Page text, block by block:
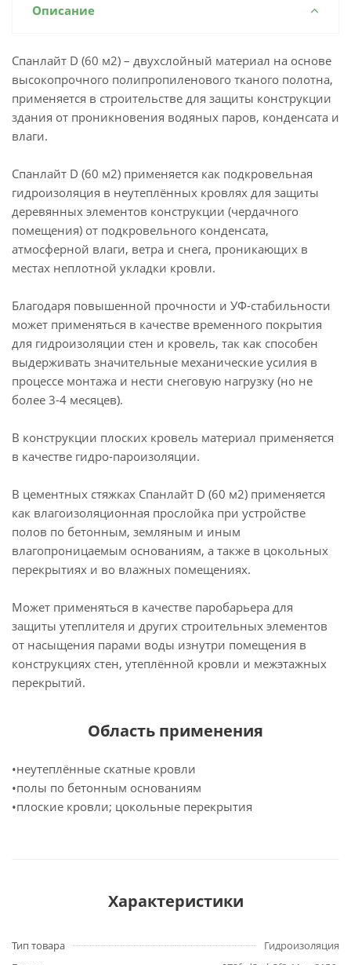
Описание
Спанлайт D (60 м2) – двухслойный материал на основе
высокопрочного полипропиленового тканого полотна,
применяется в строительстве для защиты конструкции
здания от проникновения водяных паров, конденсата и
влаги.
Спанлайт D (60 м2) применяется как подкровельная
гидроизоляция в неутеплённых кровлях для защиты
деревянных элементов конструкции (чердачного
помещения) от подкровельного конденсата,
атмосферной влаги, ветра и снега, проникающих в
местах неплотной укладки кровли.
Благодаря повышенной прочности и УФ-стабильности
может применяться в качестве временного покрытия
для гидроизоляции стен и кровель, так как способен
выдерживать значительные механические усилия в
процессе монтажа и нести снеговую нагрузку (но не
более 3-4 месяцев).
В конструкции плоских кровель материал применяется
в качестве гидро-пароизоляции.
В цементных стяжках Спанлайт D (60 м2) применяется
как влагоизоляционная прослойка при устройстве
полов по бетонным, земляным и иным
влагопроницаемым основаниям, а также в цокольных
перекрытиях и во влажных помещениях.
Может применяться в качестве паробарьера для
защиты утеплителя и других строительных элементов
от насыщения парами воды изнутри помещения в
конструкциях стен, утеплённой кровли и межэтажных
перекрытий.
Область применения
•неутеплённые скатные кровли
•полы по бетонным основаниям
•плоские кровли; цокольные перекрытия
Характеристики
Тип товара
Гидроизоляция